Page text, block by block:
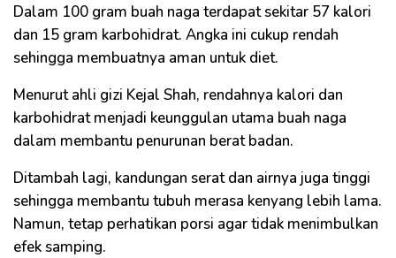
Dalam 100 gram buah naga terdapat sekitar 57 kalori
dan 15 gram karbohidrat. Angka ini cukup rendah
sehingga membuatnya aman untuk diet.
Menurut ahli gizi Kejal Shah, rendahnya kalori dan
karbohidrat menjadi keunggulan utama buah naga
dalam membantu penurunan berat badan.
Ditambah lagi, kandungan serat dan airnya juga tinggi
sehingga membantu tubuh merasa kenyang lebih lama.
Namun, tetap perhatikan porsi agar tidak menimbulkan
efek samping.